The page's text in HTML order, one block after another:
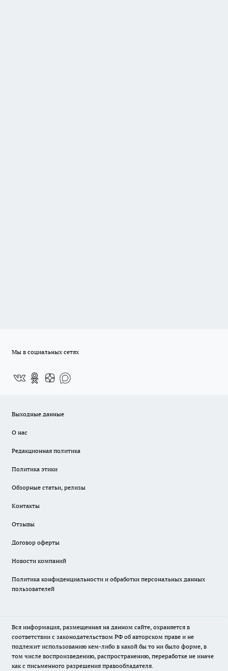
Мы в социальных сетях
Выходные данные
О нас
Редакционная политика
Политика этики
Обзорные статьи, релизы
Контакты
Отзывы
Договор оферты
Новости компаний
Политика конфиденциальности и обработки персональных данных
пользователей
Вся информация, размещенная на данном сайте, охраняется в
соответствии с законодательством РФ об авторском праве и не
подлежит использованию кем-либо в какой бы то ни было форме, в
том числе воспроизведению, распространению, переработке не иначе
как с письменного разрешения правообладателя.